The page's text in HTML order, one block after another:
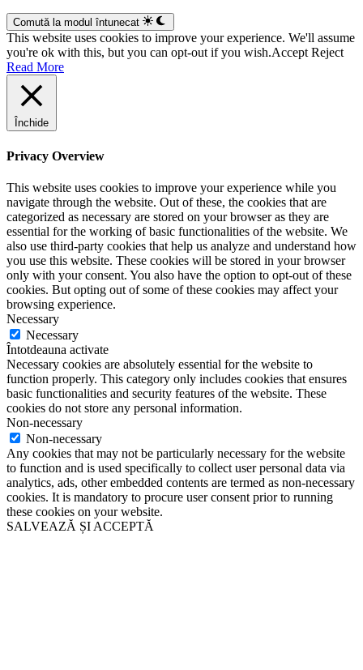
Comută la modul întunecat
This website uses cookies to improve your experience. We'll assume
you're ok with this, but you can opt-out if you wish.Accept Reject
Read More
Închide
Privacy Overview
This website uses cookies to improve your experience while you
navigate through the website. Out of these, the cookies that are
categorized as necessary are stored on your browser as they are
essential for the working of basic functionalities of the website. We
also use third-party cookies that help us analyze and understand how
you use this website. These cookies will be stored in your browser
only with your consent. You also have the option to opt-out of these
cookies. But opting out of some of these cookies may affect your
browsing experience.
Necessary
Necessary
Întotdeauna activate
Necessary cookies are absolutely essential for the website to
function properly. This category only includes cookies that ensures
basic functionalities and security features of the website. These
cookies do not store any personal information.
Non-necessary
Non-necessary
Any cookies that may not be particularly necessary for the website
to function and is used specifically to collect user personal data via
analytics, ads, other embedded contents are termed as non-necessary
cookies. It is mandatory to procure user consent prior to running
these cookies on your website.
SALVEAZĂ ȘI ACCEPTĂ